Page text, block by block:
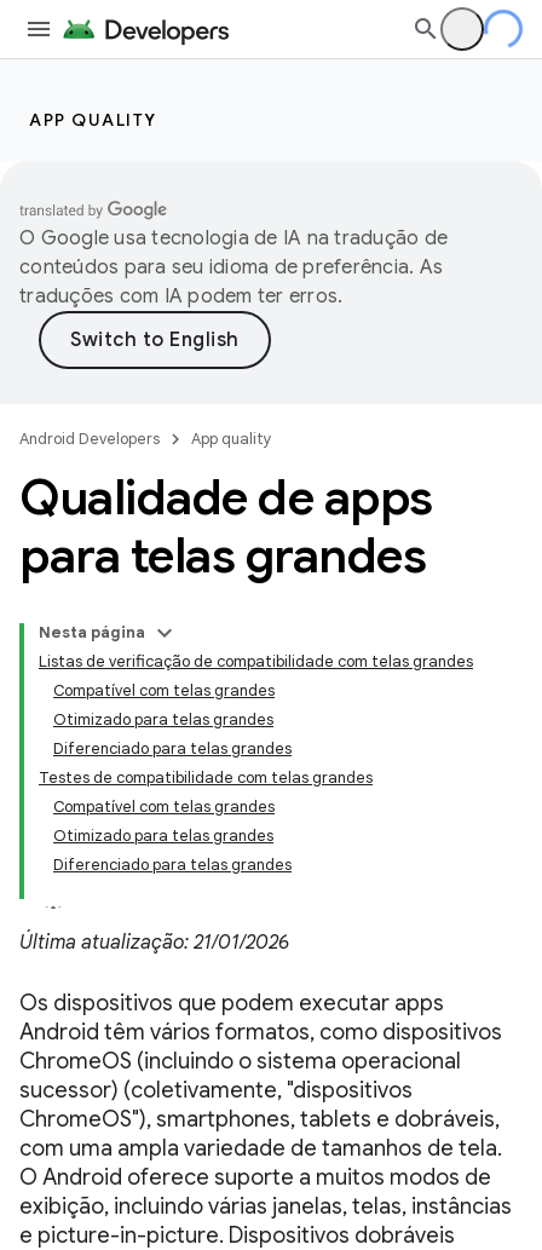
APP QUALITY
O Google usa tecnologia de IA na tradução de
conteúdos para seu idioma de preferência. As
traduções com IA podem ter erros.
Android Developers App quality
Qualidade de apps
para telas grandes
Nesta página
Listas de verificação de compatibilidade com telas grandes
Compatível com telas grandes
Otimizado para telas grandes
Diferenciado para telas grandes
Testes de compatibilidade com telas grandes
Compatível com telas grandes
Otimizado para telas grandes
Diferenciado para telas grandes
Última atualização: 21/01/2026
Os dispositivos que podem executar apps
Android têm vários formatos, como dispositivos
ChromeOS (incluindo o sistema operacional
sucessor) (coletivamente, "dispositivos
ChromeOS"), smartphones, tablets e dobráveis,
com uma ampla variedade de tamanhos de tela.
O Android oferece suporte a muitos modos de
exibição, incluindo várias janelas, telas, instâncias
e picture-in-picture. Dispositivos dobráveis